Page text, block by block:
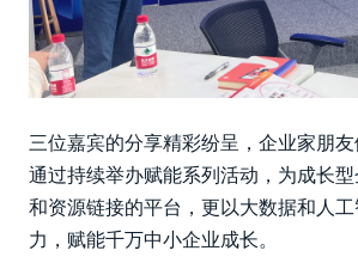
三位嘉宾的分享精彩纷呈，企业家朋
通过持续举办赋能系列活动，为成长
和资源链接的平台，更以大数据和人
力，赋能千万中小企业成长。